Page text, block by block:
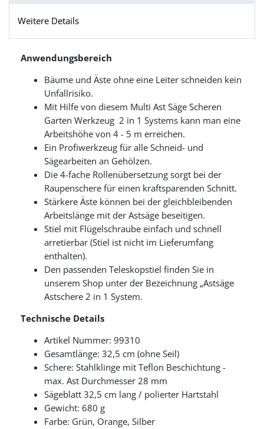
Weitere Details
Anwendungsbereich
Bäume und Äste ohne eine Leiter schneiden kein
Unfallrisiko.
Mit Hilfe von diesem Multi Ast Säge Scheren
Garten Werkzeug 2 in 1 Systems kann man eine
Arbeitshöhe von 4 - 5 m erreichen.
Ein Profiwerkzeug für alle Schneid- und
Sägearbeiten an Gehölzen.
Die 4-fache Rollenübersetzung sorgt bei der
Raupenschere für einen kraftsparenden Schnitt.
Stärkere Äste können bei der gleichbleibenden
Arbeitslänge mit der Astsäge beseitigen.
Stiel mit Flügelschraube einfach und schnell
arretierbar (Stiel ist nicht im Lieferumfang
enthalten).
Den passenden Teleskopstiel finden Sie in
unserem Shop unter der Bezeichnung „Astsäge
Astschere 2 in 1 System.
Technische Details
Artikel Nummer: 99310
Gesamtlänge: 32,5 cm (ohne Seil)
Schere: Stahlklinge mit Teflon Beschichtung -
max. Ast Durchmesser 28 mm
Sägeblatt 32,5 cm lang / polierter Hartstahl
Gewicht: 680 g
Farbe: Grün, Orange, Silber